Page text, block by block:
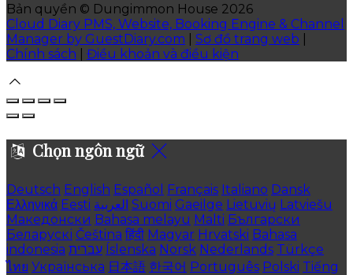
Bản quyền © Dungimmon House 2026
Cloud Diary PMS, Website, Booking Engine & Channel
Manager by GuestDiary.com
Sơ đồ trang web
Chính sách
Điều khoản và điều kiện
Chọn ngôn ngữ
Deutsch English Español Français Italiano Dansk
Ελληνικά Eesti العربية Suomi Gaeilge Lietuvių Latviešu
Македонски Bahasa melayu Malti Български
Беларускі Čeština हिंदी Magyar Hrvatski Bahasa
indonesia עברית Íslenska Norsk Nederlands Türkçe
ไทย Українська 日本語 한국어 Português Polski Tiếng